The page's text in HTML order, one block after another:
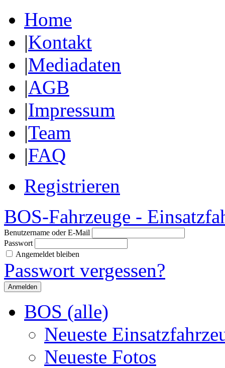
Home
|Kontakt
|Mediadaten
|AGB
|Impressum
|Team
|FAQ
Registrieren
BOS-Fahrzeuge -
Benutzername oder E-Mail
Passwort
Angemeldet bleiben
Passwort vergessen?
BOS (alle)
Neueste
Neueste Fotos